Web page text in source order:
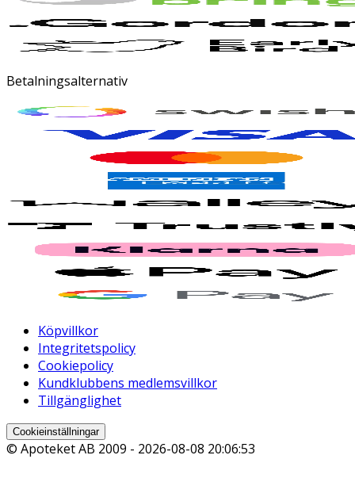
Betalningsalternativ
Köpvillkor
Integritetspolicy
Cookiepolicy
Kundklubbens medlemsvillkor
Tillgänglighet
Cookieinställningar
© Apoteket AB 2009 - 2026-08-08 20:06:53